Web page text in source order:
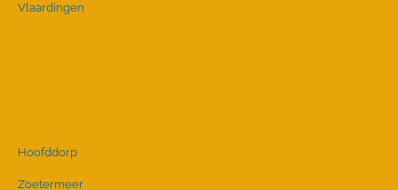
Vlaardingen
Hoofddorp
Zoetermeer